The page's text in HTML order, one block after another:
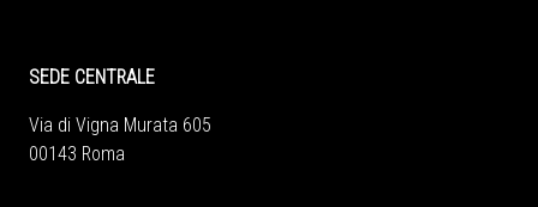
SEDE CENTRALE
Via di Vigna Murata 605
00143 Roma